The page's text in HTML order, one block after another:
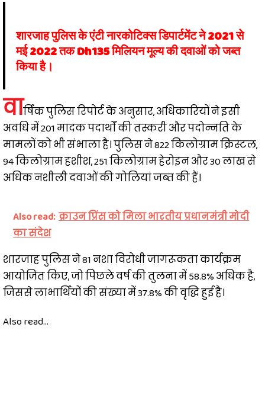
शारजाह पुलिस के एंटी नारकोटिक्स डिपार्टमेंट ने 2021 से
मई 2022 तक Dh135 मिलियन मूल्य की दवाओं को जब्त
किया है।
वार्षिक पुलिस रिपोर्ट के अनुसार, अधिकारियों ने इसी
अवधि में 201 मादक पदार्थों की तस्करी और पदोन्नति के
मामलों को भी संभाला है। पुलिस ने 822 किलोग्राम क्रिस्टल,
94 किलोग्राम हशीश, 251 किलोग्राम हेरोइन और 30 लाख से
अधिक नशीली दवाओं की गोलियां जब्त की हैं।
Also read: क्राउन प्रिंस को मिला भारतीय प्रधानमंत्री मोदी
का संदेश
शारजाह पुलिस ने 81 नशा विरोधी जागरूकता कार्यक्रम
आयोजित किए, जो पिछले वर्ष की तुलना में 58.8% अधिक है,
जिससे लाभार्थियों की संख्या में 37.8% की वृद्धि हुई है।
Also read...